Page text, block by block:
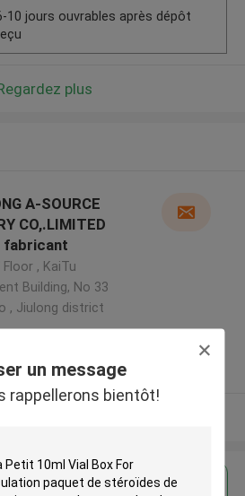
un message
rappellerons bientôt!
10 jours ouvrables après dépôt
plus
A-SOURCE
CO,.LIMITED
fabricant
Floor , KaiTu
Building, No 33
, Jiulong district
vérifié